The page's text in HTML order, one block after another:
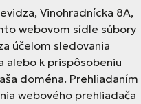
Vinohradnícka 8A,
webovom sídle súbory
účelom sledovania
alebo k prispôsobeniu
doména. Prehliadaním
webového prehliadača